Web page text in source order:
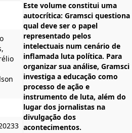
Este volume constitui uma
autocrítica: Gramsci questiona
qual deve ser o papel
representado pelos
intelectuais num cenário de
inflamada luta política. Para
organizar sua análise, Gramsci
investiga a educação como
processo de ação e
instrumento de luta, além do
lugar dos jornalistas na
divulgação dos
acontecimentos.